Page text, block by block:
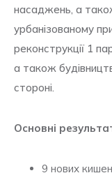
насаджень, а
урбанізованому
реконструкції 1
а також
стороні.
Основні
9 нових